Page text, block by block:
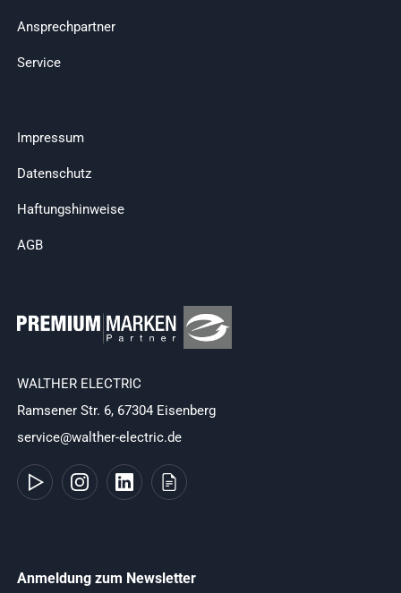
Ansprechpartner
Service
Impressum
Datenschutz
Haftungshinweise
AGB
WALTHER ELECTRIC
Ramsener Str. 6, 67304 Eisenberg
service@walther-electric.de
Anmeldung zum Newsletter